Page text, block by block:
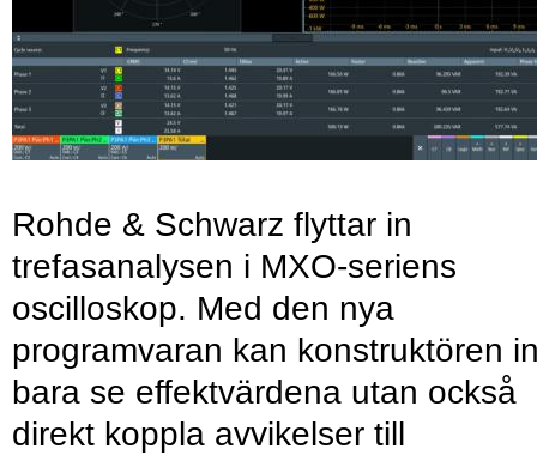
Rohde & Schwarz flyttar in
trefasanalysen i MXO-seriens
oscilloskop. Med den nya
programvaran kan konstruktören
bara se effektvärdena utan också
direkt koppla avvikelser till